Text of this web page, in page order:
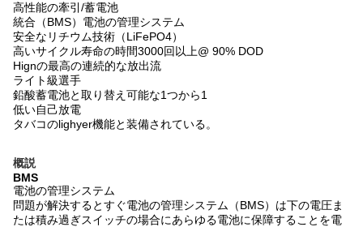
高性能の牽引/蓄電池
統合（BMS）電池の管理システム
安全なリチウム技術（LiFePO4）
高いサイクル寿命の時間3000回以上@ 90% DOD
Hignの最高の連続的な放出流
ライト級選手
鉛酸蓄電池と取り替え可能な1つから1
低い自己放電
タバコのlighyer機能と装備されている。
概説
BMS
電池の管理システム
問題が解決するとすぐ電池の管理システム（BMS）は下の電圧ま
たは積み過ぎスイッチの場合にあらゆる電池に保障することを電